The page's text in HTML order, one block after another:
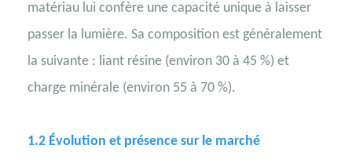
matériau lui confère une capacité unique à laisser
passer la lumière. Sa composition est généralement
la suivante : liant résine (environ 30 à 45 %) et
charge minérale (environ 55 à 70 %).
1.2 Évolution et présence sur le marché